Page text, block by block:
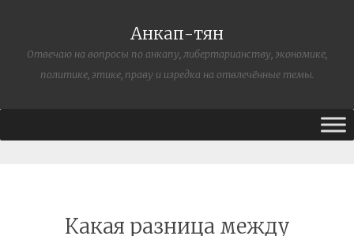
Анкап-тян
Отвечаю на вопросы по анкапу, либертарианству, экономике,
политике, этике, праву и изредка на отвлечённые темы.
Какая разница между